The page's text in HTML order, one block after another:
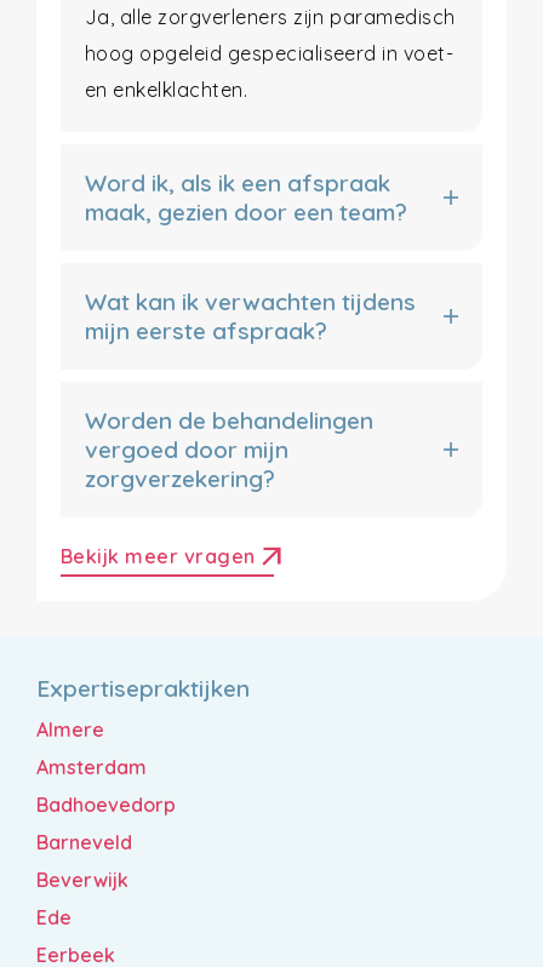
Ja, alle zorgverleners zijn paramedisch
hoog opgeleid gespecialiseerd in voet-
en enkelklachten.
Word ik, als ik een afspraak
maak, gezien door een team?
Wat kan ik verwachten tijdens
mijn eerste afspraak?
Worden de behandelingen
vergoed door mijn
zorgverzekering?
Bekijk meer vragen arrow_outward
Expertisepraktijken
Almere
Amsterdam
Badhoevedorp
Barneveld
Beverwijk
Ede
Eerbeek